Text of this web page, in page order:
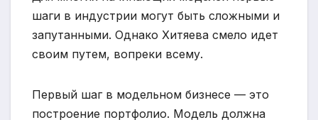
шаги в индустрии могут быть сложными и
запутанными. Однако Хитяева смело идет
своим путем, вопреки всему.
Первый шаг в модельном бизнесе — это
построение портфолио. Модель должна